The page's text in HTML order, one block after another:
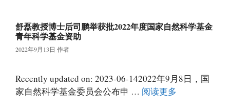
舒磊教授博士后司鹏举获批2022年度国家自然科学基金
青年科学基金资助
2022年9月13日 作者
Recently updated on: 2023-06-142022年9月8日，国
家自然科学基金委员会公布申 … 阅读更多